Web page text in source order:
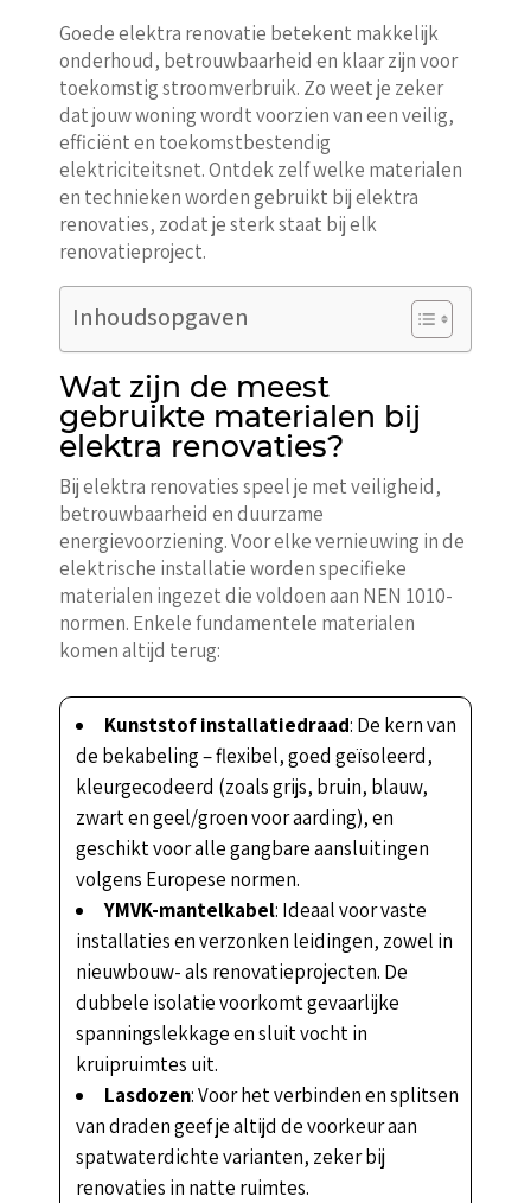
Goede elektra renovatie betekent makkelijk
onderhoud, betrouwbaarheid en klaar zijn voor
toekomstig stroomverbruik. Zo weet je zeker
dat jouw woning wordt voorzien van een veilig,
efficiënt en toekomstbestendig
elektriciteitsnet. Ontdek zelf welke materialen
en technieken worden gebruikt bij elektra
renovaties, zodat je sterk staat bij elk
renovatieproject.
Inhoudsopgaven
Wat zijn de meest
gebruikte materialen bij
elektra renovaties?
Bij elektra renovaties speel je met veiligheid,
betrouwbaarheid en duurzame
energievoorziening. Voor elke vernieuwing in de
elektrische installatie worden specifieke
materialen ingezet die voldoen aan NEN 1010-
normen. Enkele fundamentele materialen
komen altijd terug:
Kunststof installatiedraad: De kern van
de bekabeling – flexibel, goed geïsoleerd,
kleurgecodeerd (zoals grijs, bruin, blauw,
zwart en geel/groen voor aarding), en
geschikt voor alle gangbare aansluitingen
volgens Europese normen.
YMVK-mantelkabel: Ideaal voor vaste
installaties en verzonken leidingen, zowel in
nieuwbouw- als renovatieprojecten. De
dubbele isolatie voorkomt gevaarlijke
spanningslekkage en sluit vocht in
kruipruimtes uit.
Lasdozen: Voor het verbinden en splitsen
van draden geef je altijd de voorkeur aan
spatwaterdichte varianten, zeker bij
renovaties in natte ruimtes.